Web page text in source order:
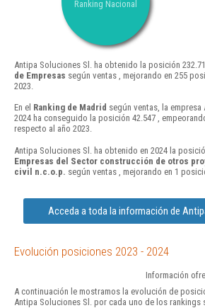
Ranking Nacional
Antipa Soluciones Sl. ha obtenido la posición
de Empresas según ventas , mejorando en 255
2023.
En el Ranking de Madrid según ventas, la
2024 ha conseguido la posición 42.547 ,
respecto al año 2023.
Antipa Soluciones Sl. ha obtenido en 2024 la
Empresas del Sector construcción de otros
civil n.c.o.p. según ventas , mejorando en 1
Acceda a toda la información de
Evolución posiciones 2023 - 2024
Información
A continuación le mostramos la evolución de
Antipa Soluciones Sl. por cada uno de los rankings